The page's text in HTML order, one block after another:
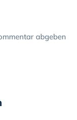
abgeben